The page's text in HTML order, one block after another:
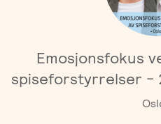
Individualterapi
Priser
Emosjonsfokus
spiseforstyrrelser -